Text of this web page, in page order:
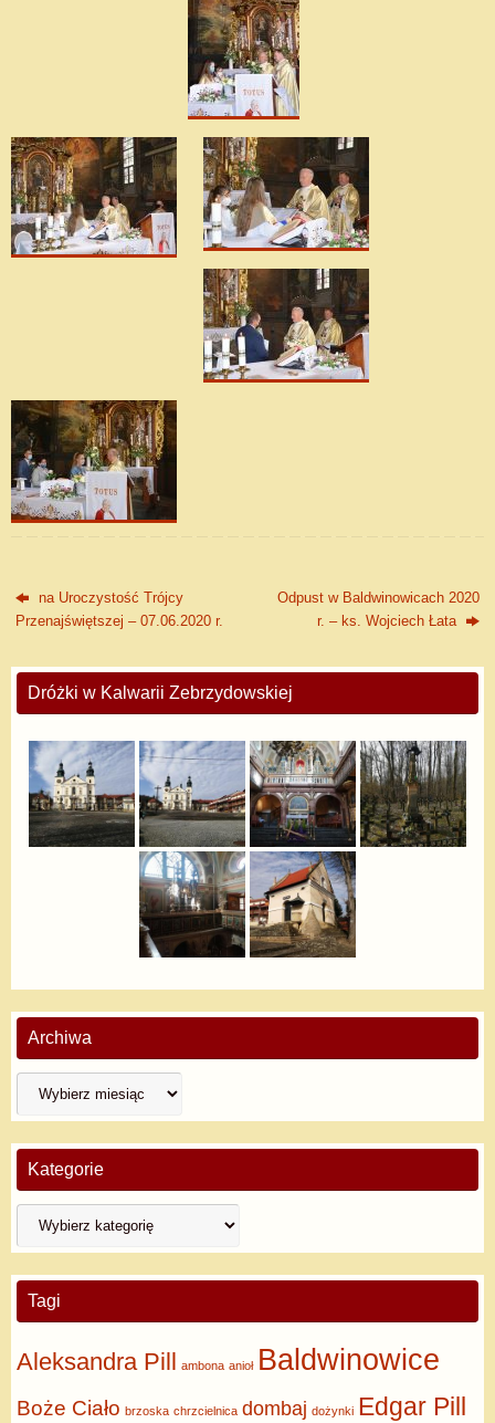
na Uroczystość Trójcy
Przenajświętszej – 07.06.2020 r.
Odpust w Baldwinowicach 2020
r. – ks. Wojciech Łata
Dróżki w Kalwarii Zebrzydowskiej
Archiwa
Kategorie
Tagi
Aleksandra Pill ambona anioł Baldwinowice
Boże Ciało brzoska chrzcielnica dombaj dożynki Edgar Pill